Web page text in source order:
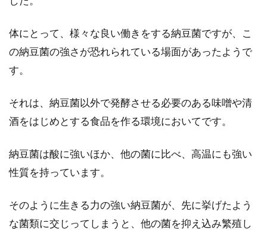
体にとって、様々な良い働きをする納豆菌ですが、こ
の納豆菌の強さが恐れられている場面があったようで
す。
それは、納豆菌以外で発酵させる必要のある味噌や清
酒をはじめとする食品を作る環境においてです。
納豆菌は酸に強いほか、他の菌に比べ、高温にも強い
性質を持っています。
そのように生きる力の強い納豆菌が、先に挙げたよう
な菌類に交じってしまうと、他の菌を抑え込み繁殖し